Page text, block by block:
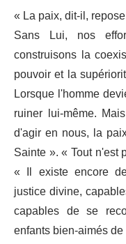
« La paix, dit-il,
Sans Lui, nos
construisons la
pouvoir et la
Lorsque l'homme
ruiner lui-même.
d'agir en nous, la
Sainte ». « Tout n'est
« Il existe encore
justice divine,
capables de se
enfants bien-aimés